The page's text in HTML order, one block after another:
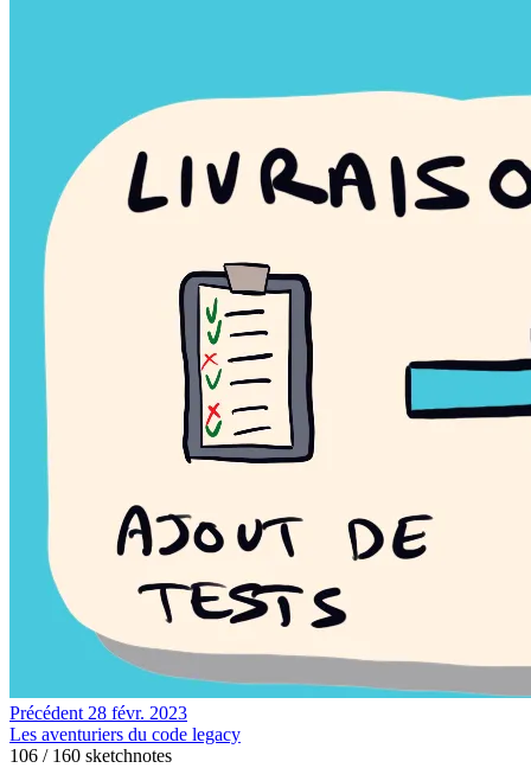
Précédent 28 févr. 2023
Les aventuriers du code legacy
106 / 160 sketchnotes